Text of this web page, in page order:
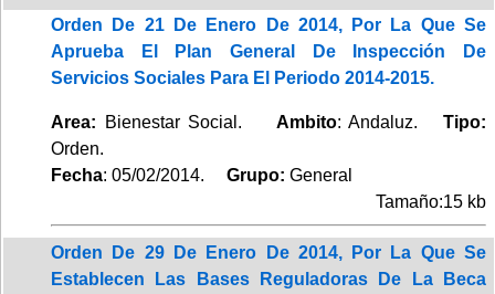
Orden De 21 De Enero De 2014, Por La Que Se
Aprueba El Plan General De Inspección De
Servicios Sociales Para El Periodo 2014-2015.
Area: Bienestar Social. Ambito: Andaluz.Tipo:
Orden.
Fecha: 05/02/2014. Grupo: General
Tamaño:15 kb
Orden De 29 De Enero De 2014, Por La Que Se
Establecen Las Bases Reguladoras De La Beca